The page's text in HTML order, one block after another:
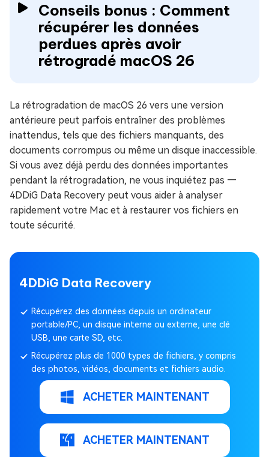
Conseils bonus : Comment
récupérer les données
perdues après avoir
rétrogradé macOS 26
La rétrogradation de macOS 26 vers une version
antérieure peut parfois entraîner des problèmes
inattendus, tels que des fichiers manquants, des
documents corrompus ou même un disque inaccessible.
Si vous avez déjà perdu des données importantes
pendant la rétrogradation, ne vous inquiétez pas —
4DDiG Data Recovery peut vous aider à analyser
rapidement votre Mac et à restaurer vos fichiers en
toute sécurité.
4DDiG Data Recovery
Récupérez des données depuis un ordinateur
portable/PC, un disque interne ou externe, une clé
USB, une carte SD, etc.
Récupérez plus de 1000 types de fichiers, y compris
des photos, vidéos, documents et fichiers audio.
ACHETER MAINTENANT
ACHETER MAINTENANT